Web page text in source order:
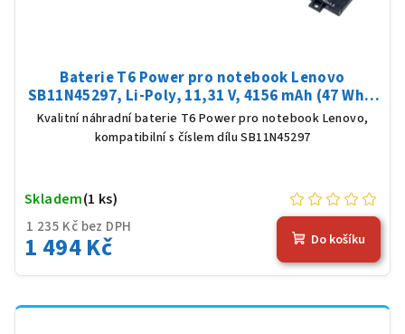
Baterie T6 Power pro notebook Lenovo
SB11N45297, Li-Poly, 11,31 V, 4156 mAh (47 Wh),
černá
Kvalitní náhradní baterie T6 Power pro notebook Lenovo,
kompatibilní s číslem dílu SB11N45297
1 235 Kč bez DPH
1 494 Kč
Skladem(1 ks)
Do košíku